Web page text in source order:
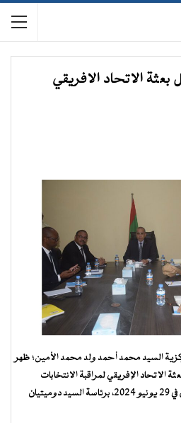
بعثة الاتحاد الافريقي
السيد محمد أحمد ولد محمد الأمين؛ ظهر
الاتحاد الإفريقي لمراقبة الانتخابات
الرئاسية التي سيجرى شوطها الأول في 29 يونيو 2024، برئاسة السيد دوميتيان